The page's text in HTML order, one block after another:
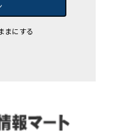
まにする